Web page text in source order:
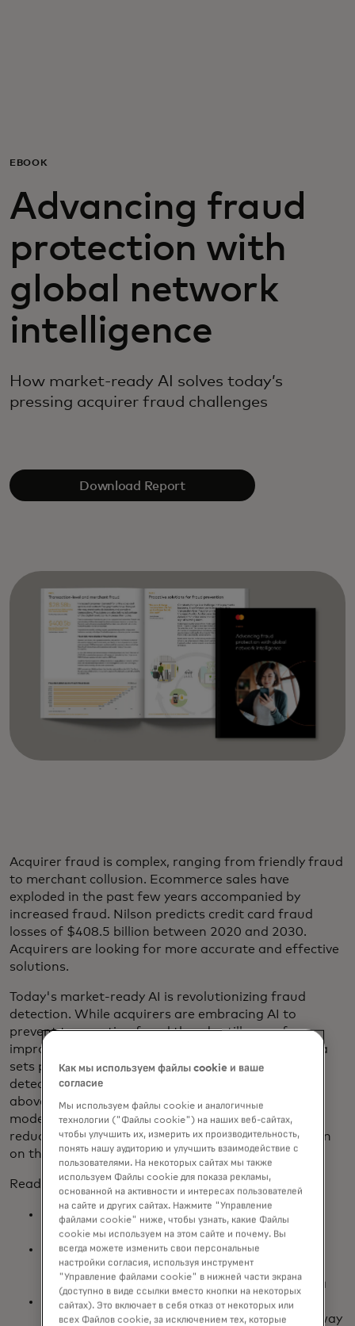
Новости и тренды
EBOOK
Advancing fraud
protection with
global network
intelligence
How market-ready AI solves today’s
pressing acquirer fraud challenges
Download Report
Acquirer fraud is complex, ranging from friendly fraud
to merchant collusion. Ecommerce sales have
exploded in the past few years accompanied by
increased fraud. Nilson predicts credit card fraud
losses of $408.5 billion between 2020 and 2030.
Acquirers are looking for more accurate and effective
solutions.
Today's market-ready AI is revolutionizing fraud
detection. While acquirers are embracing AI to
prevent transaction fraud there's still room for
improvement. Models trained on robust global data
sets prove to be more effective–increasing fraud
detection 2-3x and approvals by as much as 7.4%
above existing acquirer defenses. Merchant risk
models are enabling fraud analysts to significantly
reduce manual reviews and focus their investigation
on the most risky cases.
Read the ebook to:
Understand the hidden costs of fraud on your
business
Be introduced to Brighterion AI’s new market-
ready models trained on Mastercard’s global
anonymized and aggregated transaction data
Learn the advantages and cost savings of
market-ready models that can deploy right away
Как мы используем файлы cookie и ваше
согласие
Мы используем файлы cookie и аналогичные
технологии ("Файлы cookie") на наших веб-сайтах,
чтобы улучшить их, измерить их производительность,
понять нашу аудиторию и улучшить взаимодействие с
пользователями. На некоторых сайтах мы также
используем Файлы cookie для показа рекламы,
основанной на активности и интересах пользователей
на сайте и других сайтах. Нажмите "Управление
файлами cookie" ниже, чтобы узнать, какие Файлы
cookie мы используем на этом сайте и почему. Вы
всегда можете изменить свои персональные
настройки согласия, используя инструмент
"Управление файлами cookie" в нижней части экрана
(доступно в виде ссылки вместо кнопки на некоторых
сайтах). Это включает в себя отказ от некоторых или
всех Файлов cookie, за исключением тех, которые